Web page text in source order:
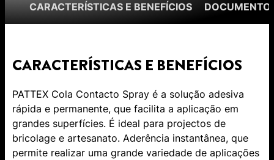
CARACTERÍSTICAS E BENEFÍCIOS
CARACTERÍSTICAS E BENEFÍCIOS
PATTEX Cola Contacto Spray é a solução adesiva
rápida e permanente, que facilita a aplicação em
grandes superfícies. É ideal para projectos de
bricolage e artesanato. Aderência instantânea, que
permite realizar uma grande variedade de aplicações